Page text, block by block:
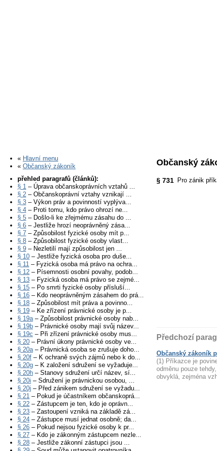
« Hlavní menu
« Občanský zákoník
přehled paragrafů (článků):
§ 1 – Úprava občanskoprávních vztahů ...
§ 2 – Občanskoprávní vztahy vznikají ...
§ 3 – Výkon práv a povinností vyplýva...
§ 4 – Proti tomu, kdo právo ohrozí ne...
§ 5 – Došlo-li ke zřejmému zásahu do ...
§ 6 – Jestliže hrozí neoprávněný zása...
§ 7 – Způsobilost fyzické osoby mít p...
§ 8 – Způsobilost fyzické osoby vlast...
§ 9 – Nezletilí mají způsobilost jen ...
§ 10 – Jestliže fyzická osoba pro duše...
§ 11 – Fyzická osoba má právo na ochra...
§ 12 – Písemnosti osobní povahy, podob...
§ 13 – Fyzická osoba má právo se zejmé...
§ 15 – Po smrti fyzické osoby přísluší...
§ 16 – Kdo neoprávněným zásahem do prá...
§ 18 – Způsobilost mít práva a povinno...
§ 19 – Ke zřízení právnické osoby je p...
§ 19a– Způsobilost právnické osoby nab...
§ 19b – Právnické osoby mají svůj název...
§ 19c – Při zřízení právnické osoby mus...
§ 20 – Právní úkony právnické osoby ve...
§ 20a– Právnická osoba se zrušuje doho...
§ 20f – K ochraně svých zájmů nebo k do...
§ 20g – K založení sdružení se vyžaduje...
§ 20h – Stanovy sdružení určí název, sí...
§ 20i – Sdružení je právnickou osobou, ...
§ 20j – Před zánikem sdružení se vyžadu...
§ 21 – Pokud je účastníkem občanskoprá...
§ 22 – Zástupcem je ten, kdo je oprávn...
§ 23 – Zastoupení vzniká na základě zá...
§ 24 – Zástupce musí jednat osobně; da...
§ 26 – Pokud nejsou fyzické osoby k pr...
§ 27 – Kdo je zákonným zástupcem nezle...
§ 28 – Jestliže zákonní zástupci jsou ...
Občanský
§ 731 Pro zánik
Předchozí
Občanský zákoník
(1) Příkazce je
odměnu pouze
obvyklá, zejména